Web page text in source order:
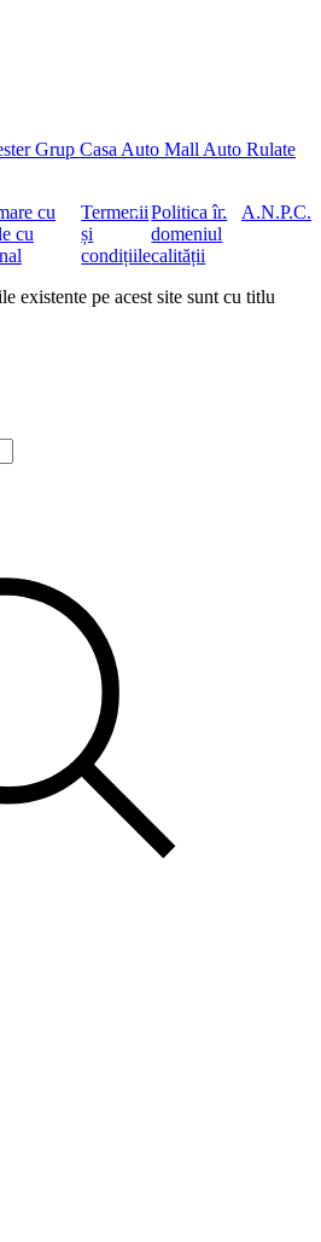
Grup Casa Auto Mall Auto Rulate
cu
cu
Termenii
și
condițiile
Politica în
domeniul
calității
A.N.P.C.
existente pe acest site sunt cu titlu